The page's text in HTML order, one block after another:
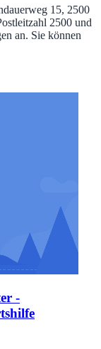
15, 2500
2500 und
an. Sie können
-